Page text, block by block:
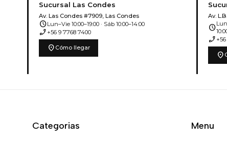
Sucursal Las Condes
Av. Las Condes #7909, Las Condes
scheduleLun–Vie 10:00–19:00 · Sáb 10:00–14:00
phone_enabled +56 9 7768 7400
location_on Cómo llegar
Av.
scheduleLun
phone_enabled
location_on
Categorias Menu